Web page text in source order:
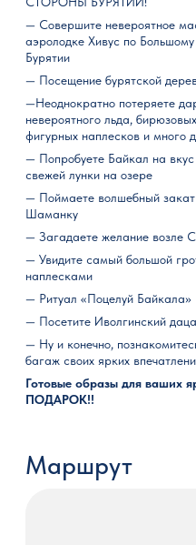
— Совершите невероятное
аэролодке Хивус по
Бурятии
— Посещение бурятской
—Неоднократно потеряете
невероятного льда,
фигурных наплесков и много
— Попробуете Байкал на вкус
свежей лунки на озере
— Поймаете волшебный
Шаманку
— Загадаете желание возле
— Увидите самый большой
наплесками
— Ритуал «Поцелуй Байкала»
— Посетите Иволгинский
— Ну и конечно,
багаж своих ярких
Готовые образы для ваших
ПОДАРОК!!
Маршрут